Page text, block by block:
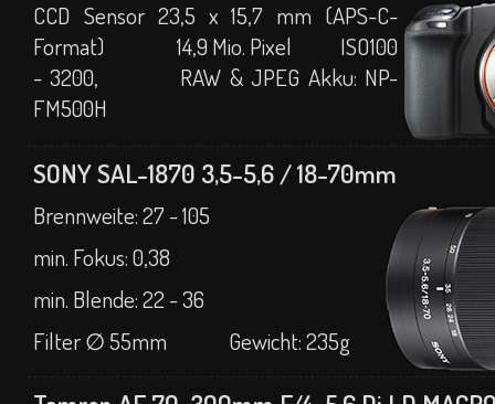
CCD Sensor 23,5 x 15,7 mm (APS-C-
Format) 14,9 Mio. Pixel ISO100
- 3200, RAW & JPEG Akku: NP-
FM500H
SONY SAL-1870 3,5-5,6 / 18-70mm
Brennweite: 27 - 105
min. Fokus: 0,38
min. Blende: 22 - 36
Filter ∅55mm Gewicht: 235g